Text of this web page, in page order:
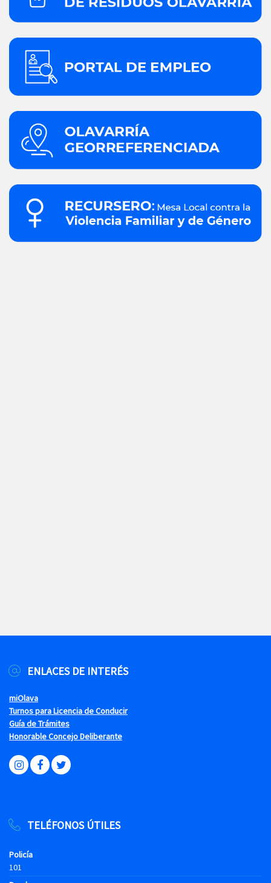
ENLACES DE INTERÉS
miOlava
Turnos para Licencia de Conducir
Guía de Trámites
Honorable Concejo Deliberante
TELÉFONOS ÚTILES
Policía
101